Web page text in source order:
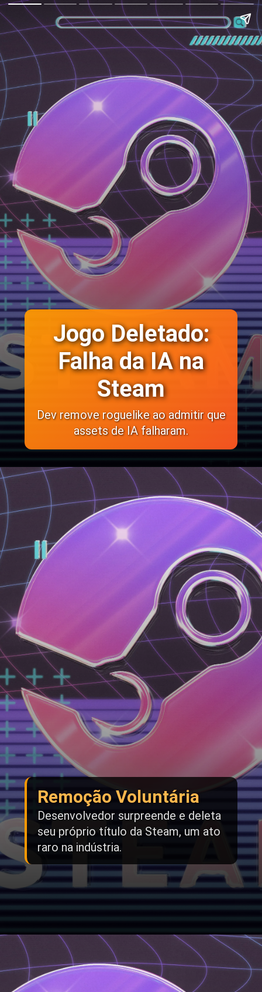
Jogo Deletado:
Falha da IA na
Steam
Dev remove roguelike ao admitir que
assets de IA falharam.
Remoção Voluntária
Desenvolvedor surpreende e deleta
seu próprio título da Steam, um ato
raro na indústria.